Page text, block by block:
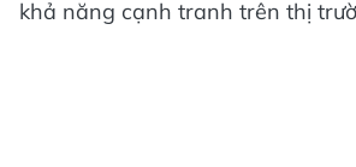
khả năng cạnh tranh trên thị